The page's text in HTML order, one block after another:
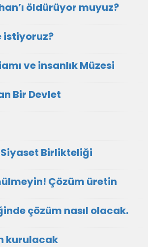
öldürüyor muyuz?
istiyoruz?
ve insanlık Müzesi
Bir Devlet
Birlikteliği
Çözüm üretin
çözüm nasıl olacak.
kurulacak